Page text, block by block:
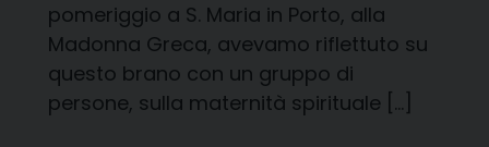
pomeriggio a S. Maria in Porto, alla
Madonna Greca, avevamo riflettuto su
questo brano con un gruppo di
persone, sulla maternità spirituale […]